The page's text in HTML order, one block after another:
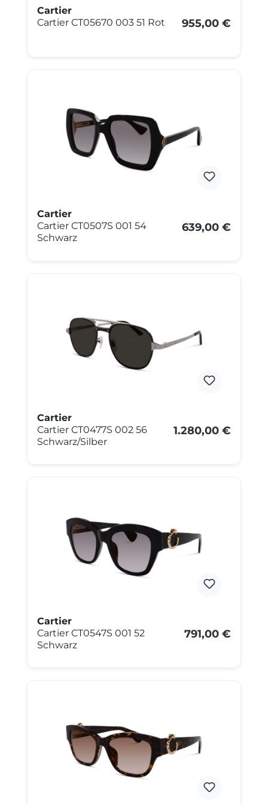
Cartier
Cartier CT05670 003 51 Rot
955,00 €
Cartier
Cartier CT0507S 001 54
Schwarz
639,00 €
Cartier
Cartier CT0477S 002 56
Schwarz/Silber
1.280,00 €
Cartier
Cartier CT0547S 001 52
Schwarz
791,00 €